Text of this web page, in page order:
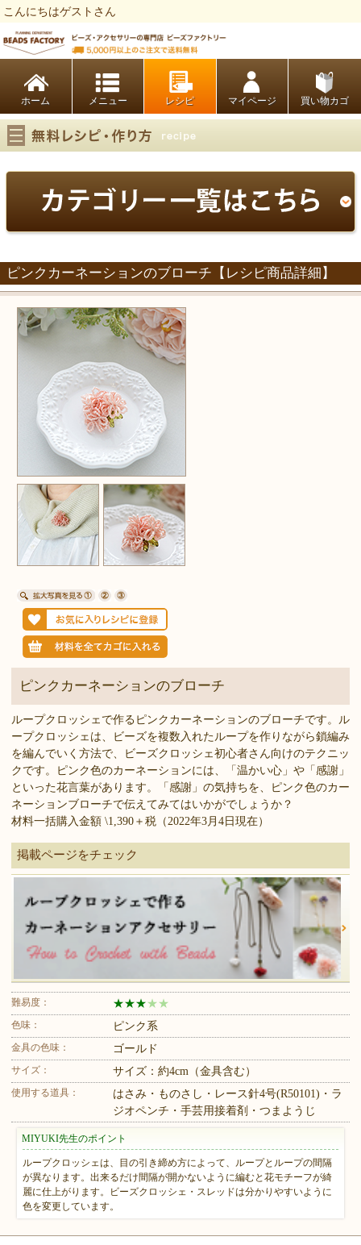
こんにちはゲストさん
ホーム レシピ マイページ 買い物カゴ
ピンクカーネーションのブローチ【レシピ商品詳細】
ピンクカーネーションのブローチ
ループクロッシェで作るピンクカーネーションのブローチです。ル
ープクロッシェは、ビーズを複数入れたループを作りながら鎖編み
を編んでいく方法で、ビーズクロッシェ初心者さん向けのテクニッ
クです。ピンク色のカーネーションには、「温かい心」や「感謝」
といった花言葉があります。「感謝」の気持ちを、ピンク色のカー
ネーションブローチで伝えてみてはいかがでしょうか？
材料一括購入金額 \1,390＋税（2022年3月4日現在）
掲載ページをチェック
難易度： ★★★ ★ ★
色味： ピンク系
金具の色味： ゴールド
サイズ： サイズ：約4cm（金具含む）
使用する道具：
はさみ・ものさし・レース針4号(R50101)・ラ
ジオペンチ・手芸用接着剤・つまようじ
MIYUKI先生のポイント
ループクロッシェは、目の引き締め方によって、ループとループの間隔
が異なります。出来るだけ間隔が開かないように編むと花モチーフが綺
麗に仕上がります。ビーズクロッシェ・スレッドは分かりやすいように
色を変更しています。